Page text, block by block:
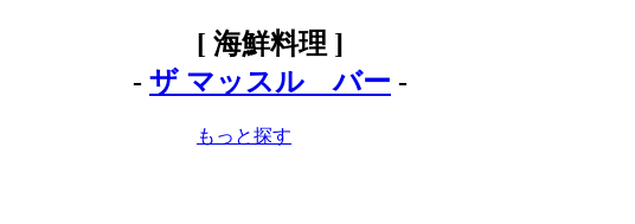
[ 海鮮料理 ]
- ザ マッスル バー -
もっと探す